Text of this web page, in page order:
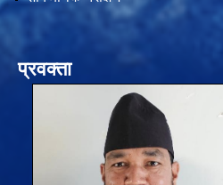
प्रवक्ता